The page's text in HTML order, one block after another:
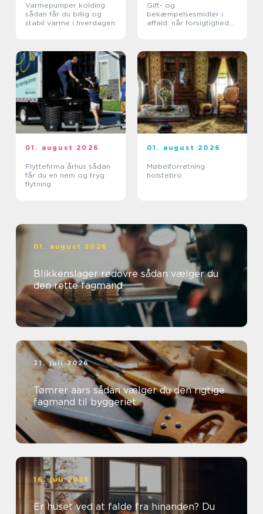
Varmepumper kolding
sådan får du billig og
stabil varme i hverdagen
Gift- og
bekæmpelsesmidler i
affald: når forsigtighed
01. august 2026
Flyttefirma århus sådan
får du en nem og tryg
flytning
01. august 2026
Møbelforretning
holstebro
01. august 2026
Blikkenslager rødovre sådan vælger du
den rette fagmand
31. juli 2026
Tømrer aars sådan vælger du den rigtige
fagmand til byggeriet
16. juli 2026
Er huset ved at falde fra hinanden? Du